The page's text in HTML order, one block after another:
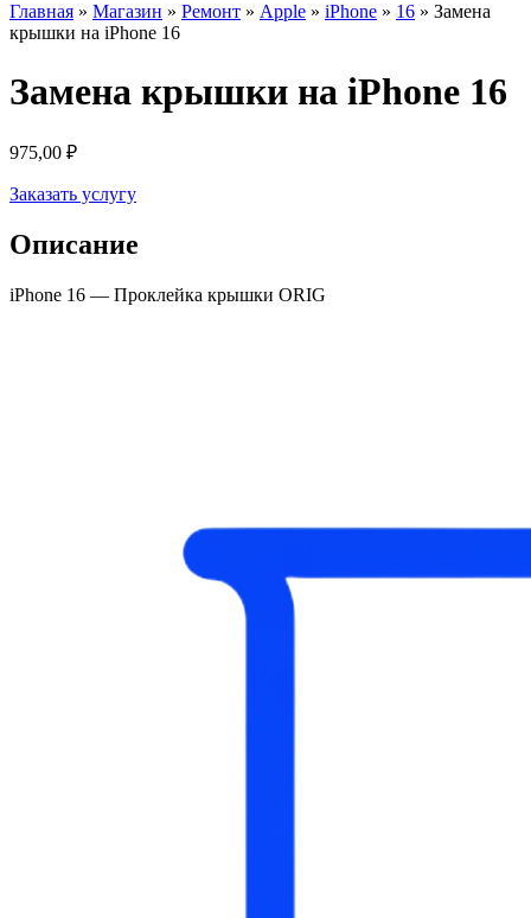
Главная » Магазин » Ремонт » Apple » iPhone » 16 » Замена
крышки на iPhone 16
Замена крышки на iPhone 16
975,00 ₽
Заказать услугу
Описание
iPhone 16 — Проклейка крышки ORIG